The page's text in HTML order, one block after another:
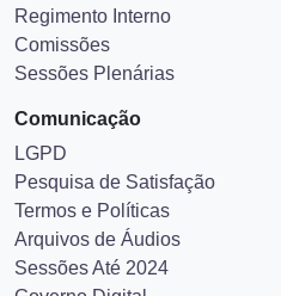
Regimento Interno
Comissões
Sessões Plenárias
Comunicação
LGPD
Pesquisa de Satisfação
Termos e Políticas
Arquivos de Áudios
Sessões Até 2024